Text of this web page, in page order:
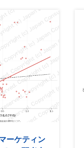
ーケティン